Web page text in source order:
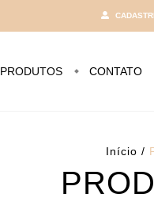
PRODUTOS CONTATO
Início /